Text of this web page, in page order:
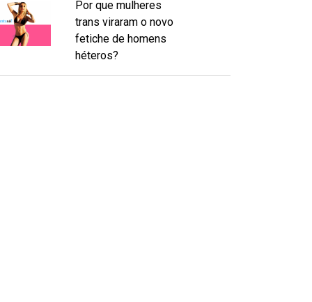
Por que mulheres
trans viraram o novo
fetiche de homens
héteros?